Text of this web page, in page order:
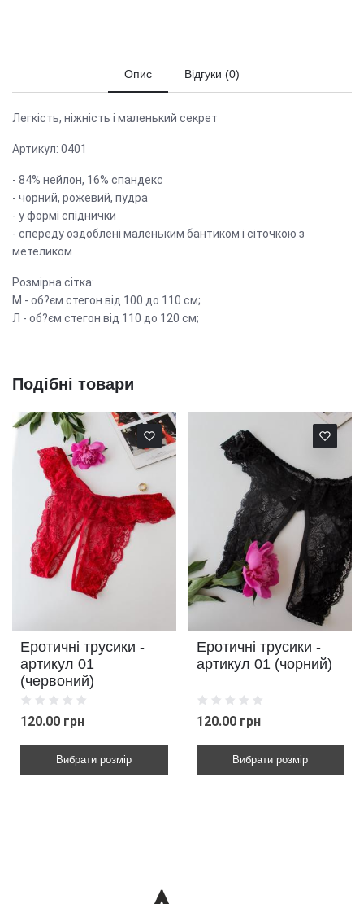
Опис Відгуки (0)
Легкість, ніжність і маленький секрет
Артикул: 0401
- 84% нейлон, 16% спандекс
- чорний, рожевий, пудра
- у формі спіднички
- спереду оздоблені маленьким бантиком і сіточкою з
метеликом
Розмірна сітка:
М - об?єм стегон від 100 до 110 см;
Л - об?єм стегон від 110 до 120 см;
Подібні товари
Еротичні трусики -
артикул 01
(червоний)
120.00 грн
Вибрати розмір
Еротичні трусики -
артикул 01 (чорний)
120.00 грн
Вибрати розмір